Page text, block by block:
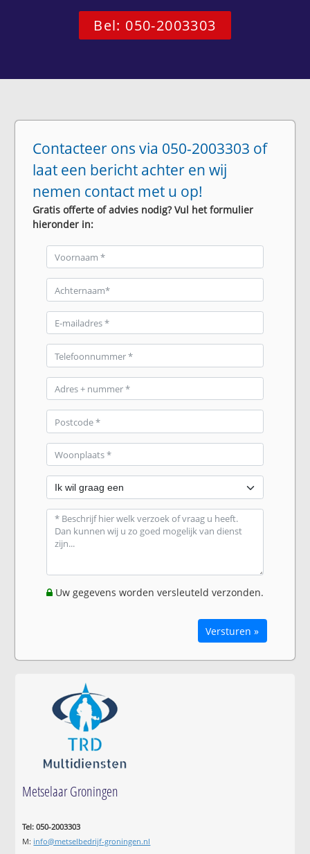
Bel: 050-2003303
Contacteer ons via 050-2003303 of
laat een bericht achter en wij
nemen contact met u op!
Gratis offerte of advies nodig? Vul het formulier
hieronder in:
Uw gegevens worden versleuteld verzonden.
Versturen »
Metselaar Groningen
Tel: 050-2003303
M: info@metselbedrijf-groningen.nl